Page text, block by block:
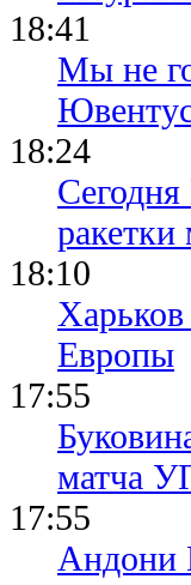
18:41
Мы не
18:24
18:10
Европы
17:55
матча
17:55
Андони